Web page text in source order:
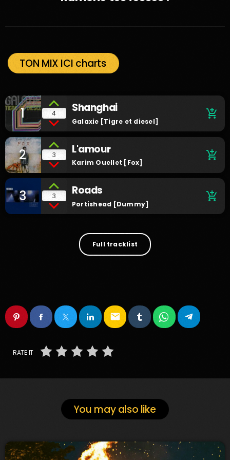
TON MIX ICI charts
1 4 Shanghai
Galaxie [Tigre et diesel]
add_shopping_cart
2 3 L'amour
Karim Ouellet [Fox]
add_shopping_cart
3 3 Roads
Portishead [Dummy]
add_shopping_cart
Full tracklist
email
RATE IT
You may also like